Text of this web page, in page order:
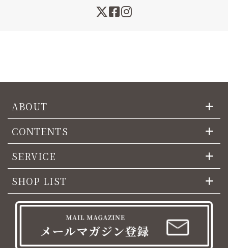
ABOUT
CONTENTS
SERVICE
SHOP LIST